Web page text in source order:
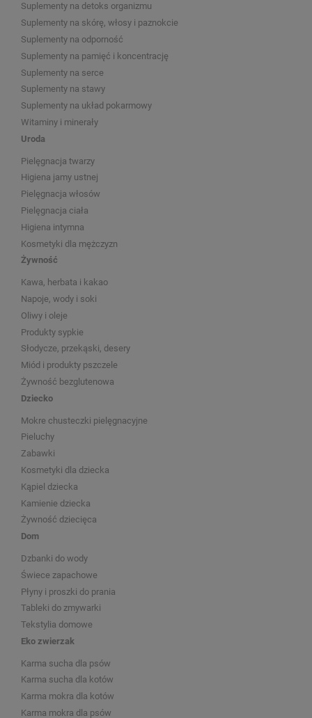
Suplementy na detoks organizmu
Suplementy na skórę, włosy i paznokcie
Suplementy na odporność
Suplementy na pamięć i koncentrację
Suplementy na serce
Suplementy na stawy
Suplementy na układ pokarmowy
Witaminy i minerały
Uroda
Pielęgnacja twarzy
Higiena jamy ustnej
Pielęgnacja włosów
Pielęgnacja ciała
Higiena intymna
Kosmetyki dla mężczyzn
Żywność
Kawa, herbata i kakao
Napoje, wody i soki
Oliwy i oleje
Produkty sypkie
Słodycze, przekąski, desery
Miód i produkty pszczele
Żywność bezglutenowa
Dziecko
Mokre chusteczki pielęgnacyjne
Pieluchy
Zabawki
Kosmetyki dla dziecka
Kąpiel dziecka
Kamienie dziecka
Żywność dziecięca
Dom
Dzbanki do wody
Świece zapachowe
Płyny i proszki do prania
Tableki do zmywarki
Tekstylia domowe
Eko zwierzak
Karma sucha dla psów
Karma sucha dla kotów
Karma mokra dla kotów
Karma mokra dla psów